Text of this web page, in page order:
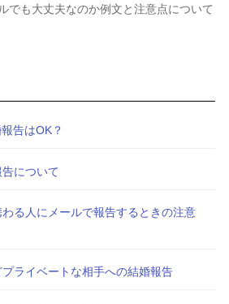
でも大丈夫なのか例文と注意点について
告はOK？
について
る人にメールで報告するときの注意
ライベートな相手への結婚報告